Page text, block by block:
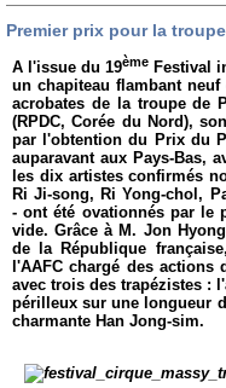
Premier prix pour la
A l'issue du 19ème Festival
un chapiteau flambant
acrobates de la troupe de
(RPDC, Corée du Nord),
par l'obtention du Prix du
auparavant aux Pays-Bas,
les dix artistes confirmés
Ri Ji-song, Ri Yong-chol,
- ont été ovationnés par le
vide. Grâce à M. Jon
de la République
l'AAFC chargé des actions
avec trois des trapézistes :
périlleux sur une longueur
charmante Han Jong-sim.